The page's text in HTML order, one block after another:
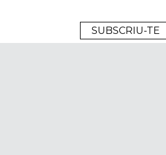
SUBSCRIU-TE